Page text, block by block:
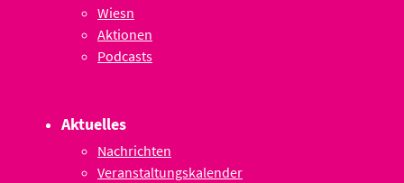
Wiesn
Aktionen
Podcasts
Aktuelles
Nachrichten
Veranstaltungskalender